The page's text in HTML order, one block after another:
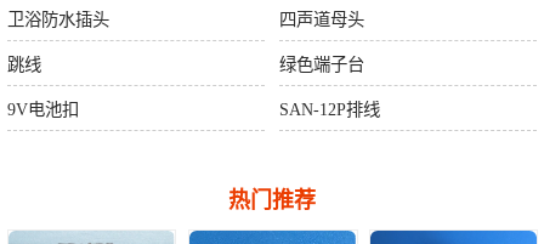
卫浴防水插头 四声道母头
跳线 绿色端子台
9V电池扣 SAN-12P排线
热门推荐